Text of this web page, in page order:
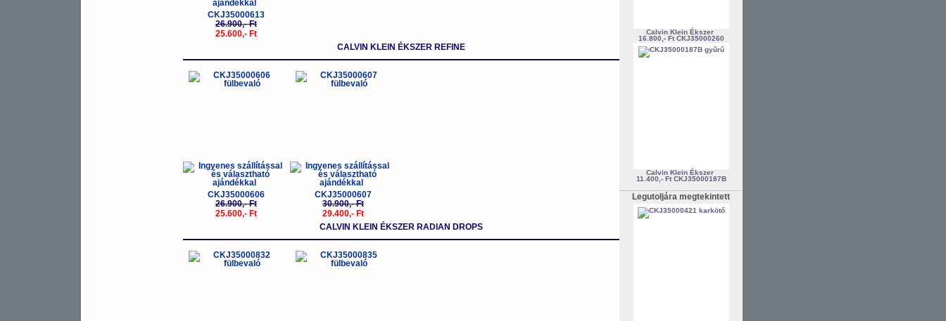
CKJ35000613
26.900,- Ft
25.600,- Ft
CALVIN KLEIN ÉKSZER REFINE
-5%
CKJ35000606
26.900,- Ft
25.600,- Ft
-5%
CKJ35000607
30.900,- Ft
29.400,- Ft
CALVIN KLEIN ÉKSZER RADIAN DROPS
-5% -5%
Calvin Klein Ékszer
16.800,- Ft CKJ35000260
Calvin Klein Ékszer
11.400,- Ft CKJ35000187B
Legutoljára megtekintett